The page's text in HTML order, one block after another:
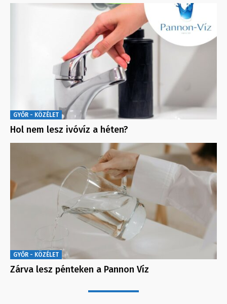
GYŐR - KÖZÉLET
Hol nem lesz ivóvíz a héten?
GYŐR - KÖZÉLET
Zárva lesz pénteken a Pannon Víz